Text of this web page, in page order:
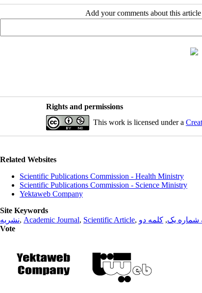
Add your comments about this
Rights and permissions
This work is licensed under a
Related Websites
Scientific Publications Commission - Health Ministry
Scientific Publications Commission - Science Ministry
Yektaweb Company
Site Keywords
نشریه, Academic Journal, Scientific Article, شماره یک, کلمه دو
Vote